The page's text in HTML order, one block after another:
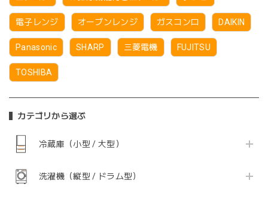
電子レンジ オーブンレンジ ガスコンロ DAIKIN
Panasonic SHARP 三菱電機 FUJITSU
TOSHIBA
カテゴリから選ぶ
冷蔵庫（小型 / 大型）
洗濯機（縦型 / ドラム型）